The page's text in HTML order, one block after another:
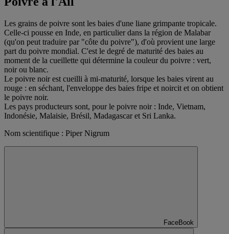
Les grains de poivre sont les baies d'une liane grimpante tropicale.
Celle-ci pousse en Inde, en particulier dans la région de Malabar
(qu'on peut traduire par "côte du poivre"), d'où provient une large
part du poivre mondial. C'est le degré de maturité des baies au
moment de la cueillette qui détermine la couleur du poivre : vert,
noir ou blanc.
Le poivre noir est cueilli à mi-maturité, lorsque les baies virent au
rouge : en séchant, l'enveloppe des baies fripe et noircit et on obtient
le poivre noir.
Les pays producteurs sont, pour le poivre noir : Inde, Vietnam,
Indonésie, Malaisie, Brésil, Madagascar et Sri Lanka.
Nom scientifique : Piper Nigrum
FaceBook